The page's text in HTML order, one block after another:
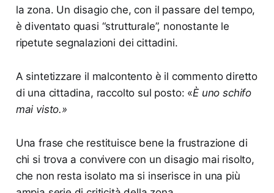
la zona. Un disagio che, con il passare del tempo,
è diventato quasi “strutturale”, nonostante le
ripetute segnalazioni dei cittadini.
A sintetizzare il malcontento è il commento diretto
di una cittadina, raccolto sul posto: «È uno schifo
mai visto.»
Una frase che restituisce bene la frustrazione di
chi si trova a convivere con un disagio mai risolto,
che non resta isolato ma si inserisce in una più